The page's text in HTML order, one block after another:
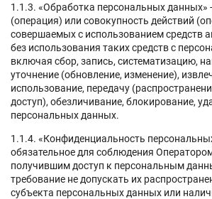
1.1.3. «Обработка персональных данных»
(операция) или совокупность действий
совершаемых с использованием средств
без использования таких средств с
включая сбор, запись, систематизацию,
уточнение (обновление, изменение),
использование, передачу
доступ), обезличивание, блокирование,
персональных данных.
1.1.4. «Конфиденциальность
обязательное для соблюдения
получившим доступ к персональным
требование не допускать их
субъекта персональных данных или